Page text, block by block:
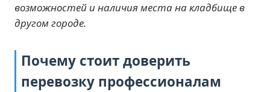
возможностей и наличия места на кладбище в
другом городе.
Почему стоит доверить
перевозку профессионалам